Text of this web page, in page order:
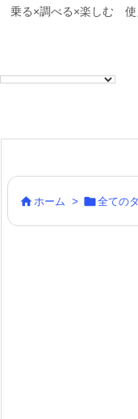
乗る×調べる×楽しむ 使
 ホーム > 全ての